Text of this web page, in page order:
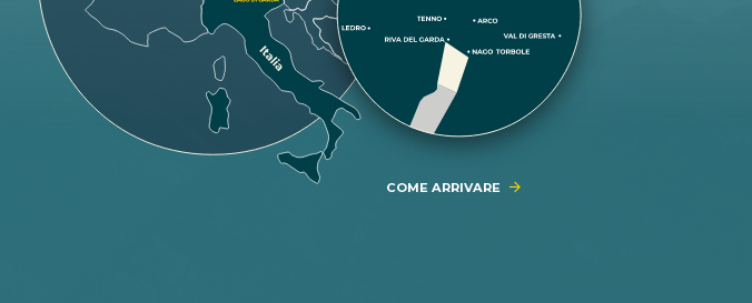
COME ARRIVARE